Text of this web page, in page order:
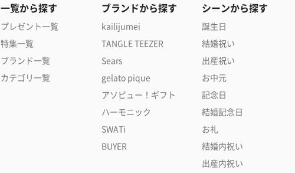
一覧から探す
プレゼント一覧
特集一覧
ブランド一覧
カテゴリ一覧
ブランドから探す
kailijumei
TANGLE TEEZER
Sears
gelato pique
アソビュー！ギフト
ハーモニック
SWATi
BUYER
シーンから探す
誕生日
結婚祝い
出産祝い
お中元
記念日
結婚記念日
お礼
結婚内祝い
出産内祝い